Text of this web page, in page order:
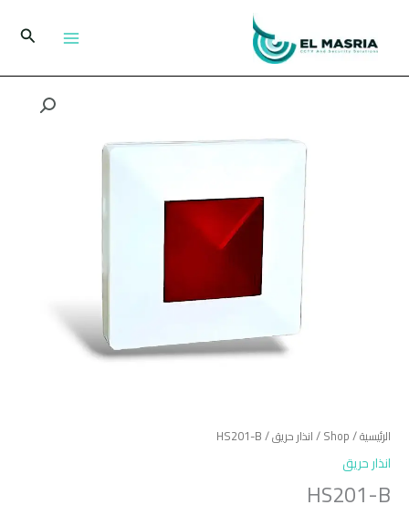
المحتوى
البحث
الرئيسية/
Shop
/انذار حريق/ HS201-B
انذار حريق
HS201-B